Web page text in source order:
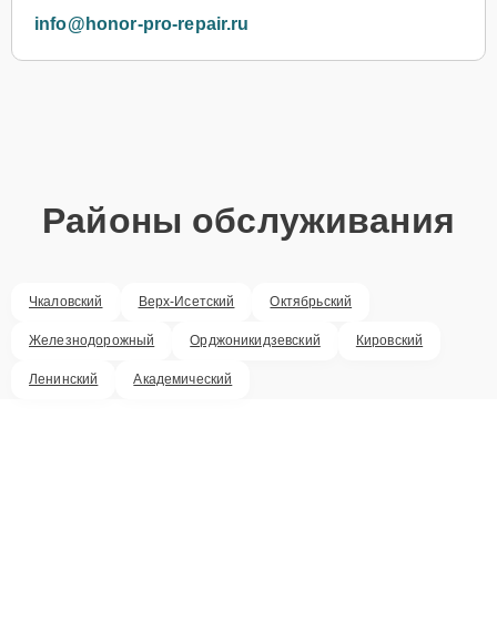
info@honor-pro-repair.ru
Районы обслуживания
Чкаловский Верх-Исетский Октябрьский
Железнодорожный Орджоникидзевский Кировский
Ленинский Академический